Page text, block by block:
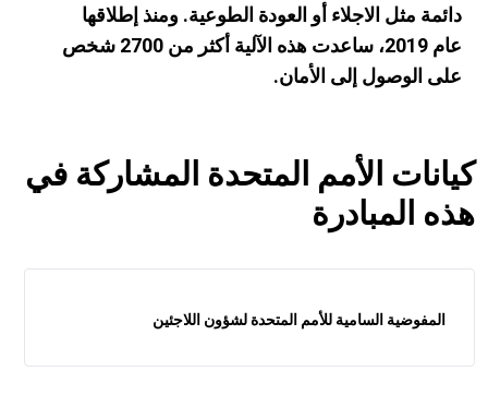
دائمة مثل الاجلاء أو العودة الطوعية. ومنذ إطلاقها
عام 2019، ساعدت هذه الآلية أكثر من 2700 شخص
على الوصول إلى الأمان.
كيانات الأمم المتحدة المشاركة في
هذه المبادرة
المفوضية السامية للأمم المتحدة لشؤون اللاجئين